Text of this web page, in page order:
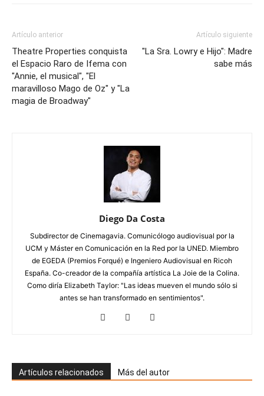
Artículo anterior
Theatre Properties conquista
el Espacio Raro de Ifema con
"Annie, el musical", "El
maravilloso Mago de Oz" y "La
magia de Broadway"
Artículo siguiente
"La Sra. Lowry e Hijo": Madre
sabe más
Diego Da Costa
Subdirector de Cinemagavia. Comunicólogo audiovisual por la
UCM y Máster en Comunicación en la Red por la UNED. Miembro
de EGEDA (Premios Forqué) e Ingeniero Audiovisual en Ricoh
España. Co-creador de la compañía artística La Joie de la Colina.
Como diría Elizabeth Taylor: "Las ideas mueven el mundo sólo si
antes se han transformado en sentimientos".
Artículos relacionados Más del autor